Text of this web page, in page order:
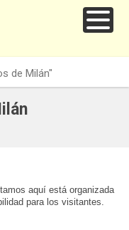
de Milán"
aquí está organizada
para los visitantes.